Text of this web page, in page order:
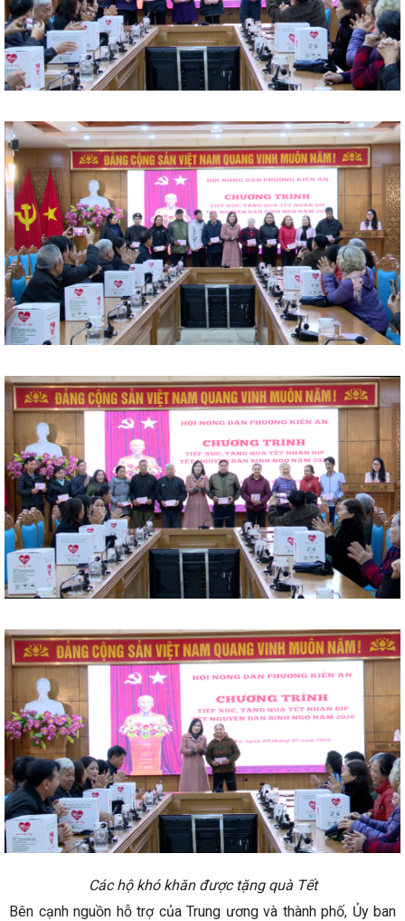
Các hộ khó khăn được tặng quà Tết
Bên cạnh nguồn hỗ trợ của Trung ương và thành phố, Ủy ban